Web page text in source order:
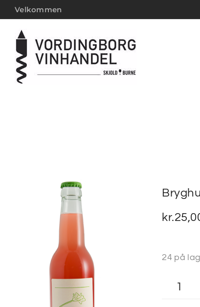
Velkommen
kr.
24 på